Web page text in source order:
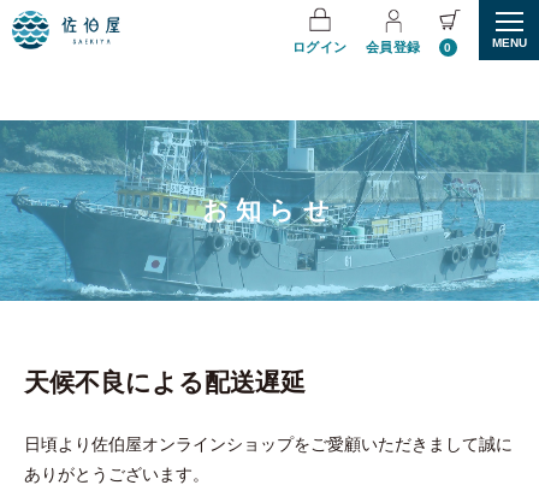
ログイン 会員登録 0 MENU
お知らせ
天候不良による配送遅延
日頃より佐伯屋オンラインショップをご愛顧いただきまして誠に
ありがとうございます。